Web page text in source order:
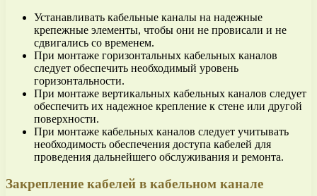
Устанавливать кабельные каналы на надежные
крепежные элементы, чтобы они не провисали и не
сдвигались со временем.
При монтаже горизонтальных кабельных каналов
следует обеспечить необходимый уровень
горизонтальности.
При монтаже вертикальных кабельных каналов следует
обеспечить их надежное крепление к стене или другой
поверхности.
При монтаже кабельных каналов следует учитывать
необходимость обеспечения доступа кабелей для
проведения дальнейшего обслуживания и ремонта.
Закрепление кабелей в кабельном канале